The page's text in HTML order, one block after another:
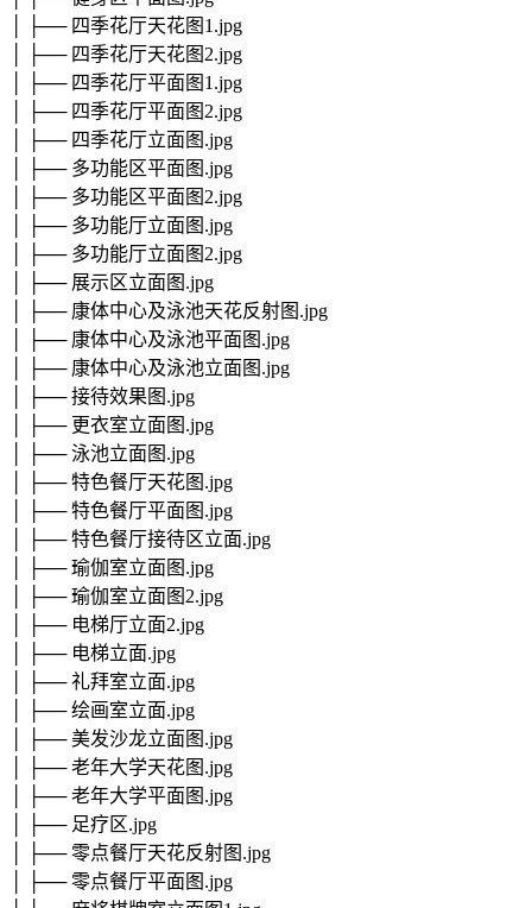
│ ├── 四季花厅天花图1.jpg
│ ├── 四季花厅天花图2.jpg
│ ├── 四季花厅平面图1.jpg
│ ├── 四季花厅平面图2.jpg
│ ├── 四季花厅立面图.jpg
│ ├── 多功能区平面图.jpg
│ ├── 多功能区平面图2.jpg
│ ├── 多功能厅立面图.jpg
│ ├── 多功能厅立面图2.jpg
│ ├── 展示区立面图.jpg
│ ├── 康体中心及泳池天花反射图.jpg
│ ├── 康体中心及泳池平面图.jpg
│ ├── 康体中心及泳池立面图.jpg
│ ├── 接待效果图.jpg
│ ├── 更衣室立面图.jpg
│ ├── 泳池立面图.jpg
│ ├── 特色餐厅天花图.jpg
│ ├── 特色餐厅平面图.jpg
│ ├── 特色餐厅接待区立面.jpg
│ ├── 瑜伽室立面图.jpg
│ ├── 瑜伽室立面图2.jpg
│ ├── 电梯厅立面2.jpg
│ ├── 电梯立面.jpg
│ ├── 礼拜室立面.jpg
│ ├── 绘画室立面.jpg
│ ├── 美发沙龙立面图.jpg
│ ├── 老年大学天花图.jpg
│ ├── 老年大学平面图.jpg
│ ├── 足疗区.jpg
│ ├── 零点餐厅天花反射图.jpg
│ ├── 零点餐厅平面图.jpg